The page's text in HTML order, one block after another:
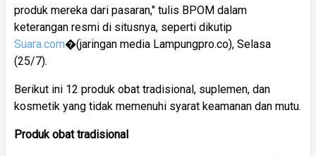
produk mereka dari pasaran," tulis BPOM dalam
keterangan resmi di situsnya, seperti dikutip
Suara.com�(jaringan media Lampungpro.co), Selasa
(25/7).
Berikut ini 12 produk obat tradisional, suplemen, dan
kosmetik yang tidak memenuhi syarat keamanan dan mutu.
Produk obat tradisional